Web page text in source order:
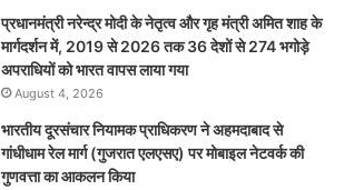
प्रधानमंत्री नरेन्द्र मोदी के नेतृत्व और गृह मंत्री अमित शाह के
मार्गदर्शन में, 2019 से 2026 तक 36 देशों से 274 भगोड़े
अपराधियों को भारत वापस लाया गया
August 4, 2026
भारतीय दूरसंचार नियामक प्राधिकरण ने अहमदाबाद से
गांधीधाम रेल मार्ग (गुजरात एलएसए) पर मोबाइल नेटवर्क की
गुणवत्ता का आकलन किया